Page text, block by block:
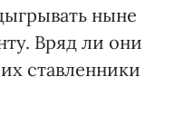
ныне
Вряд ли они
ставленники